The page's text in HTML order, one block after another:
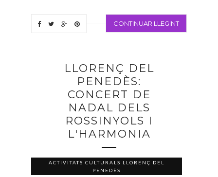
CONTINUAR LLEGINT
LLORENÇ DEL
PENEDÈS:
CONCERT DE
NADAL DELS
ROSSINYOLS I
L'HARMONIA
ACTIVITATS CULTURALS LLORENÇ DEL
PENEDÈS